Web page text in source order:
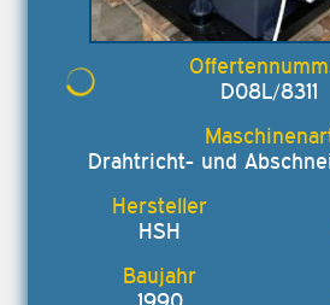
D08L/8311
Drahtricht- und
HSH